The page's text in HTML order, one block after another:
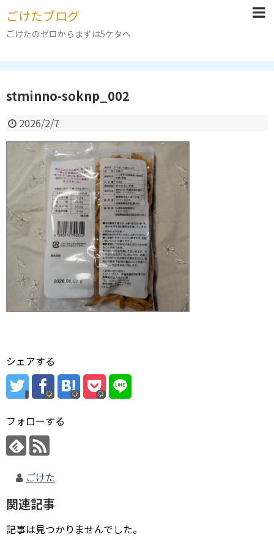
ごけたブログ
ごけたのゼロからまずは5ケタへ
stminno-soknp_002
2026/2/7
シェアする
フォローする
ごけた
関連記事
記事は見つかりませんでした。